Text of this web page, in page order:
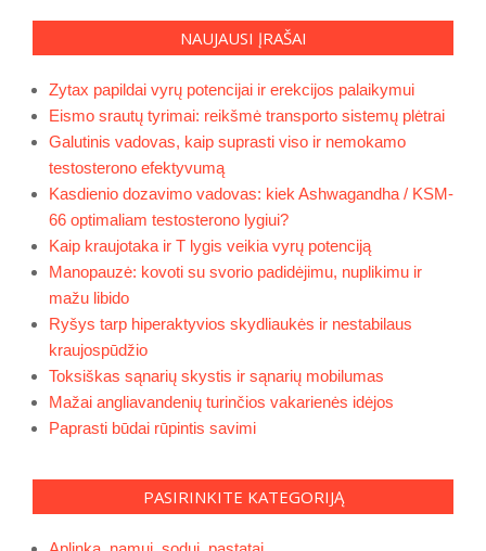
NAUJAUSI ĮRAŠAI
Zytax papildai vyrų potencijai ir erekcijos palaikymui
Eismo srautų tyrimai: reikšmė transporto sistemų plėtrai
Galutinis vadovas, kaip suprasti viso ir nemokamo
testosterono efektyvumą
Kasdienio dozavimo vadovas: kiek Ashwagandha / KSM-
66 optimaliam testosterono lygiui?
Kaip kraujotaka ir T lygis veikia vyrų potenciją
Manopauzė: kovoti su svorio padidėjimu, nuplikimu ir
mažu libido
Ryšys tarp hiperaktyvios skydliaukės ir nestabilaus
kraujospūdžio
Toksiškas sąnarių skystis ir sąnarių mobilumas
Mažai angliavandenių turinčios vakarienės idėjos
Paprasti būdai rūpintis savimi
PASIRINKITE KATEGORIJĄ